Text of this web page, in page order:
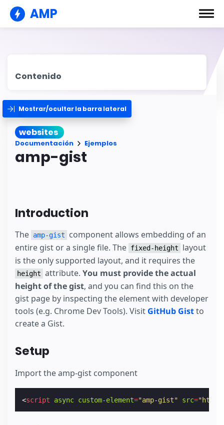
AMP
Contenido
Mostrar/ocultar la barra lateral
websites
Documentación Ejemplos
amp-gist
Introduction
The amp-gist
component allows embedding of an
entire gist or a single file. The fixed-height
layout
is the only supported layout, and it requires the
height attribute. You must provide the actual
height of the gist, and you can find this on the
gist page by inspecting the element with developer
tools (e.g. Chrome Dev Tools). Visit GitHub Gistto
create a Gist.
Setup
Import the amp-gist component
<script async custom-element="amp-gist" src=